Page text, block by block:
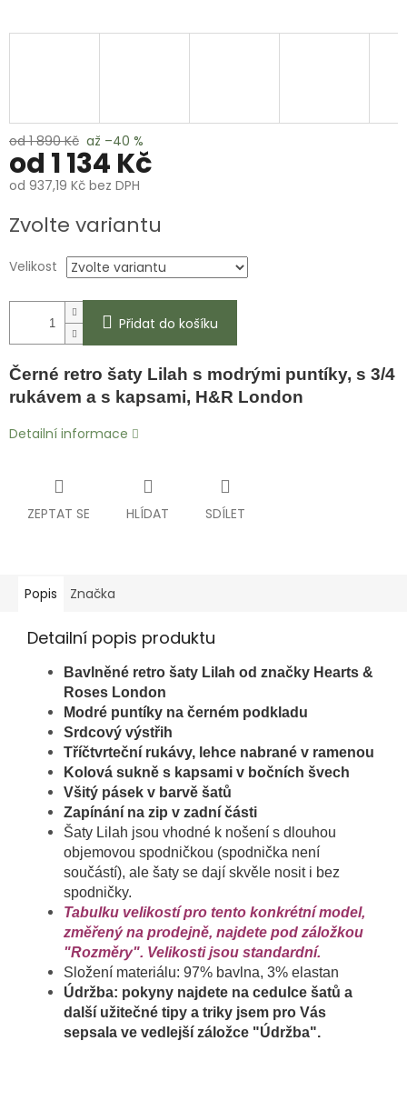
od 1 890 Kč až –40 %
od 1 134 Kč
od 937,19 Kč bez DPH
cena:
Zvolte variantu
Velikost
Přidat do košíku
Černé retro šaty Lilah s modrými puntíky, s 3/4
rukávem a s kapsami, H&R London
Detailní informace
ZEPTAT SE HLÍDAT SDÍLET
Popis Značka
Detailní popis produktu
Bavlněné retro šaty Lilah od značky Hearts &
Roses London
Modré puntíky na černém podkladu
Srdcový výstřih
Tříčtvrteční rukávy, lehce nabrané v ramenou
Kolová sukně s kapsami v bočních švech
Všitý pásek v barvě šatů
Zapínání na zip v zadní části
Šaty Lilah jsou vhodné k nošení s dlouhou
objemovou spodničkou (spodnička není
součástí), ale šaty se dají skvěle nosit i bez
spodničky.
Tabulku velikostí pro tento konkrétní model,
změřený na prodejně, najdete pod záložkou
"Rozměry". Velikosti jsou standardní.
Složení materiálu: 97% bavlna, 3% elastan
Údržba: pokyny najdete na cedulce šatů a
další užitečné tipy a triky jsem pro Vás
sepsala ve vedlejší záložce "Údržba".